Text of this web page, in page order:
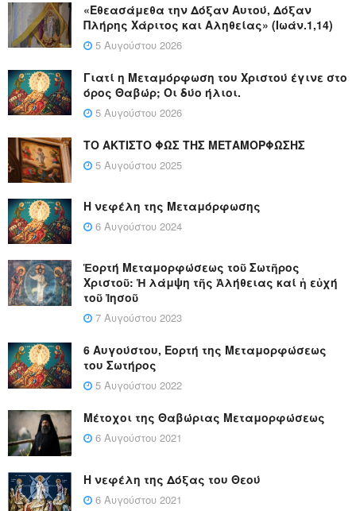
«Εθεασάμεθα την Δόξαν Αυτού, Δόξαν
Πλήρης Χάριτος και Αληθείας» (Ιωάν.1,14)
5 Αυγούστου 2026
Γιατί η Μεταμόρφωση του Χριστού έγινε στο
όρος Θαβώρ; Οι δύο ήλιοι.
5 Αυγούστου 2026
ΤΟ ΑΚΤΙΣΤΟ ΦΩΣ ΤΗΣ ΜΕΤΑΜΟΡΦΩΣΗΣ
5 Αυγούστου 2025
Η νεφέλη της Μεταμόρφωσης
6 Αυγούστου 2024
Ἑορτή Μεταμορφώσεως τοῦ Σωτῆρος
Χριστοῦ: Ἡ λάμψη τῆς Ἀλήθειας καί ἡ εὐχή
τοῦ Ἰησοῦ
7 Αυγούστου 2023
6 Αυγούστου, Εορτή της Μεταμορφώσεως
του Σωτήρος
5 Αυγούστου 2022
Μέτοχοι της Θαβώριας Μεταμορφώσεως
6 Αυγούστου 2021
Η νεφέλη της Δόξας του Θεού
6 Αυγούστου 2021